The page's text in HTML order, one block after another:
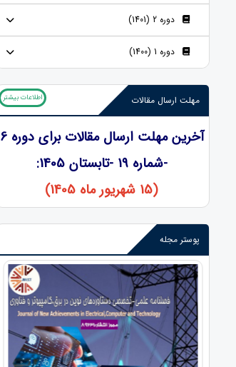
دوره 2 (1401)
دوره 1 (1400)
مهلت ارسال مقالات اطلاعات بیشتر
آخرین مهلت ارسال مقالات برای دوره 6
-شماره 19 -تابستان 1405:
(15 شهریور ماه 1405)
پوستر مجله